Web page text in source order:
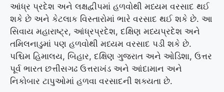
આંધ્ર પ્રદેશ અને લક્ષદ્વીપમાં હળવોથી મધ્યમ વરસાદ થઈ
શકે છે અને કેટલાક વિસ્તારોમાં ભારે વરસાદ થઈ શકે છે. આ
સિવાય મહારાષ્ટ્ર, આંધ્રપ્રદેશ, દક્ષિણ મધ્યપ્રદેશ અને
તમિલનાડુમાં પણ હળવોથી મધ્યમ વરસાદ પડી શકે છે.
પશ્ચિમ હિમાલય, બિહાર, દક્ષિણ ગુજરાત અને ઓડિશા, ઉત્તર
પૂર્વ ભારત છત્તીસગઢ ઉત્તરાખંડ અને આંદામાન અને
નિકોબાર ટાપુઓમાં હળવા વરસાદની શક્યતા છે.